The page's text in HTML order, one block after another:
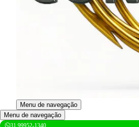
Menu de navegação
Menu de navegação
31 99952-1340